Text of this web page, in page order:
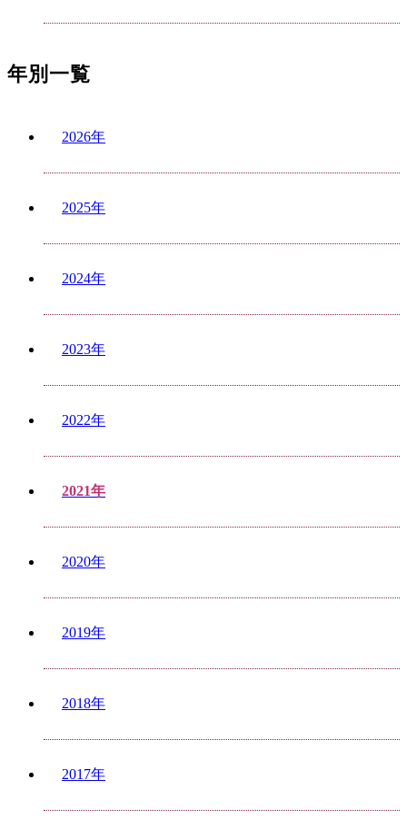
年別一覧
2026年
2025年
2024年
2023年
2022年
2021年
2020年
2019年
2018年
2017年